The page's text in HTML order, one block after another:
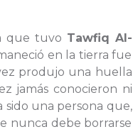
que tuvo Tawfiq Al-
en la tierra fue
produjo una huella
jamás conocieron ni
sido una persona que,
nunca debe borrarse